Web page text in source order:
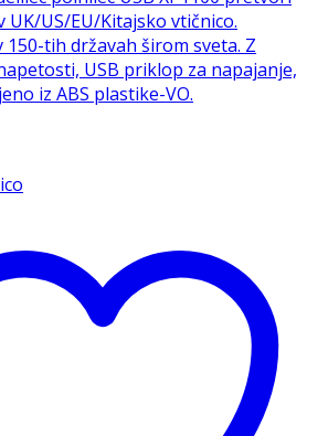
UK/US/EU/Kitajsko vtičnico.
150-tih državah širom sveta. Z
USB priklop za napajanje,
iz ABS plastike-VO.